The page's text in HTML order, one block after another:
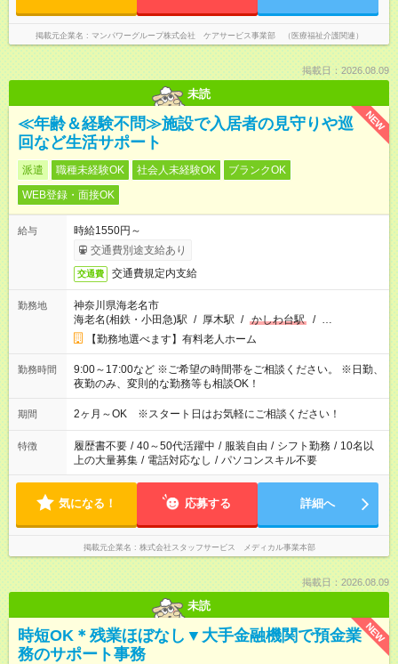
掲載元企業名 マンパワーグループ株式会社 ケアサービス事業部 （医療福祉介護関連）
掲載日：2026.08.09
未読
NEW
≪年齢＆経験不問≫施設で入居者の見守りや巡
回など生活サポート
派遣 職種未経験OK 社会人未経験OK
ブランクOK
WEB登録・面接OK
給与
時給1550円～
交通費別途支給あり
交通費 交通費規定内支給
勤務地
神奈川県海老名市
海老名(相鉄・小田急)駅 / 厚木駅 / かしわ台駅 / …
【勤務地選べます】有料老人ホーム
勤務時間
9:00～17:00など ※ご希望の時間帯をご相談ください。 ※日勤、
夜勤のみ、変則的な勤務等も相談OK！
期間 2ヶ月～OK ※スタート日はお気軽にご相談ください！
特徴 履歴書不要 / 40～50代活躍中 / 服装自由 / シフト勤務 / 10名以
上の大量募集 / 電話対応なし / パソコンスキル不要
気になる！ 応募する 詳細へ
掲載元企業名 株式会社スタッフサービス メディカル事業本部
掲載日：2026.08.09
未読
NEW
時短OK＊残業ほぼなし▼大手金融機関で預金業
務のサポート事務